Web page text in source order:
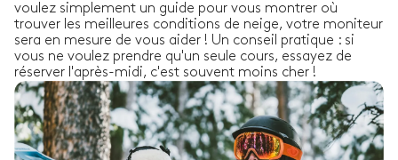
voulez simplement un guide pour vous montrer où
trouver les meilleures conditions de neige, votre moniteur
sera en mesure de vous aider ! Un conseil pratique : si
vous ne voulez prendre qu'un seule cours, essayez de
réserver l'après-midi, c'est souvent moins cher !